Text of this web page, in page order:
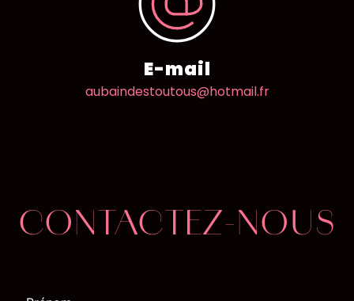
E-mail
aubaindestoutous@hotmail.fr
CONTACTEZ-NOUS